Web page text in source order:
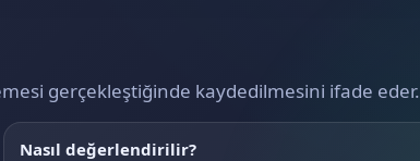
gerçekleştiğinde kaydedilmesini ifade eder.
Nasıl değerlendirilir?